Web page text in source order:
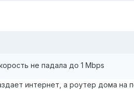
не падала до 1 Mbps
интернет, а роутер дома на